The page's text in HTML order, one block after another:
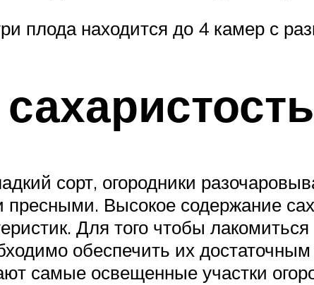
плода находится до 4 камер с
сорт, огородники
Высокое содержание
Для того чтобы
обеспечить их достаточным
самые освещенные участки